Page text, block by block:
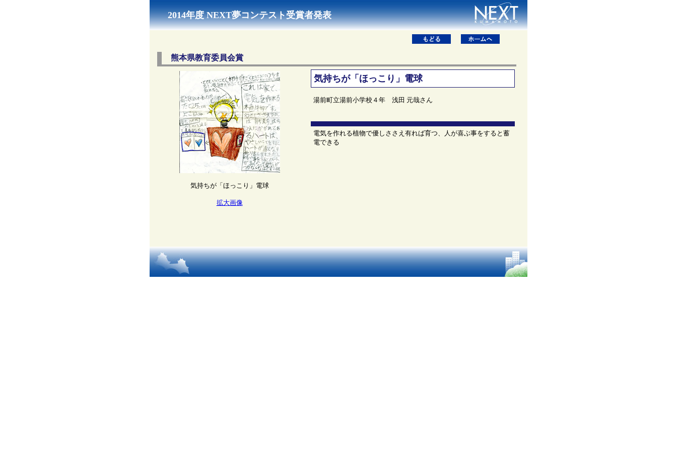
2014年度 NEXT夢コンテスト受賞者発表
熊本県教育委員会賞
気持ちが「ほっこり」電球
拡大画像
気持ちが「ほっこり」電球
湯前町立湯前小学校４年 浅田 元哉さん
電気を作れる植物で優しささえ有れば育つ、人が喜ぶ事をすると蓄
電できる